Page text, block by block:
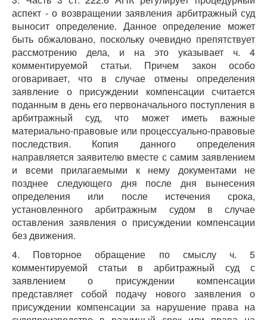
аспект - о возвращении заявления арбитражный суд
выносит определение. Данное определение может
быть обжаловано, поскольку очевидно препятствует
рассмотрению дела, и на это указывает ч. 4
комментируемой статьи. Причем закон особо
оговаривает, что в случае отмены определения
заявление о присуждении компенсации считается
поданным в день его первоначального поступления в
арбитражный суд, что может иметь важные
материально-правовые или процессуально-правовые
последствия. Копия данного определения
направляется заявителю вместе с самим заявлением
и всеми прилагаемыми к нему документами не
позднее следующего дня после дня вынесения
определения или после истечения срока,
установленного арбитражным судом в случае
оставления заявления о присуждении компенсации
без движения.
4. Повторное обращение по смыслу ч. 5
комментируемой статьи в арбитражный суд с
заявлением о присуждении компенсации
представляет собой подачу нового заявления о
присуждении компенсации за нарушение права на